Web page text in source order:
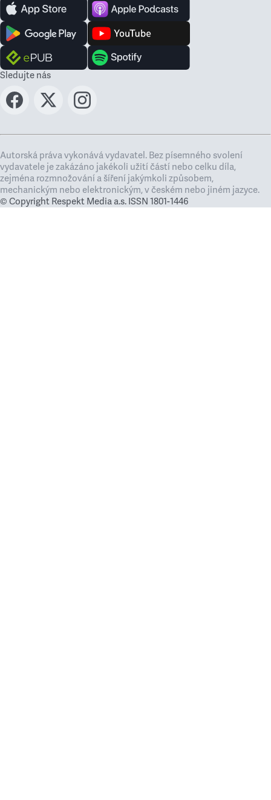
Sledujte nás
Autorská práva vykonává vydavatel. Bez písemného svolení
vydavatele je zakázáno jakékoli užití částí nebo celku díla,
zejména rozmnožování a šíření jakýmkoli způsobem,
mechanickým nebo elektronickým, v českém nebo jiném jazyce.
© Copyright Respekt Media a.s. ISSN 1801-1446